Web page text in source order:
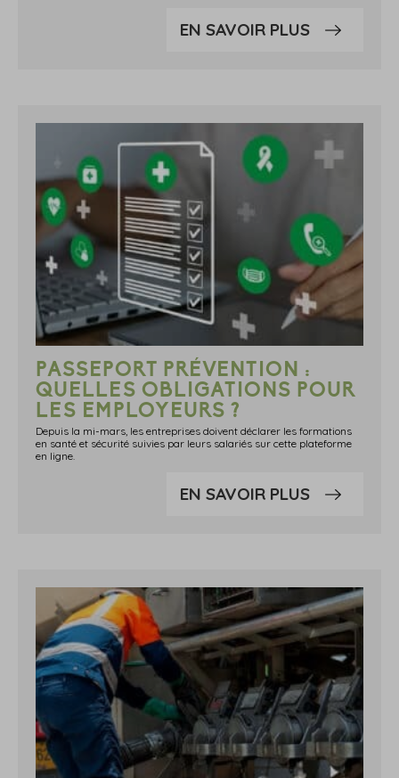
EN SAVOIR PLUS
PASSEPORT PRÉVENTION :
QUELLES OBLIGATIONS POUR
LES EMPLOYEURS ?
Depuis la mi-mars, les entreprises doivent déclarer les formations
en santé et sécurité suivies par leurs salariés sur cette plateforme
en ligne.
EN SAVOIR PLUS